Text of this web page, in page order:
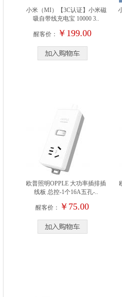
小米（MI）【3C认证】小米磁
吸自带线充电宝 10000 3..
醒客价： ￥199.00
欧普照明OPPLE 大功率插排插
线板 总控-1个16A五孔-..
醒客价： ￥75.00